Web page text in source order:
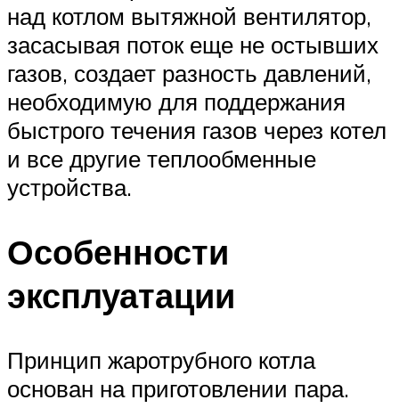
над котлом вытяжной вентилятор,
засасывая поток еще не остывших
газов, создает разность давлений,
необходимую для поддержания
быстрого течения газов через котел
и все другие теплообменные
устройства.
Особенности
эксплуатации
Принцип жаротрубного котла
основан на приготовлении пара.